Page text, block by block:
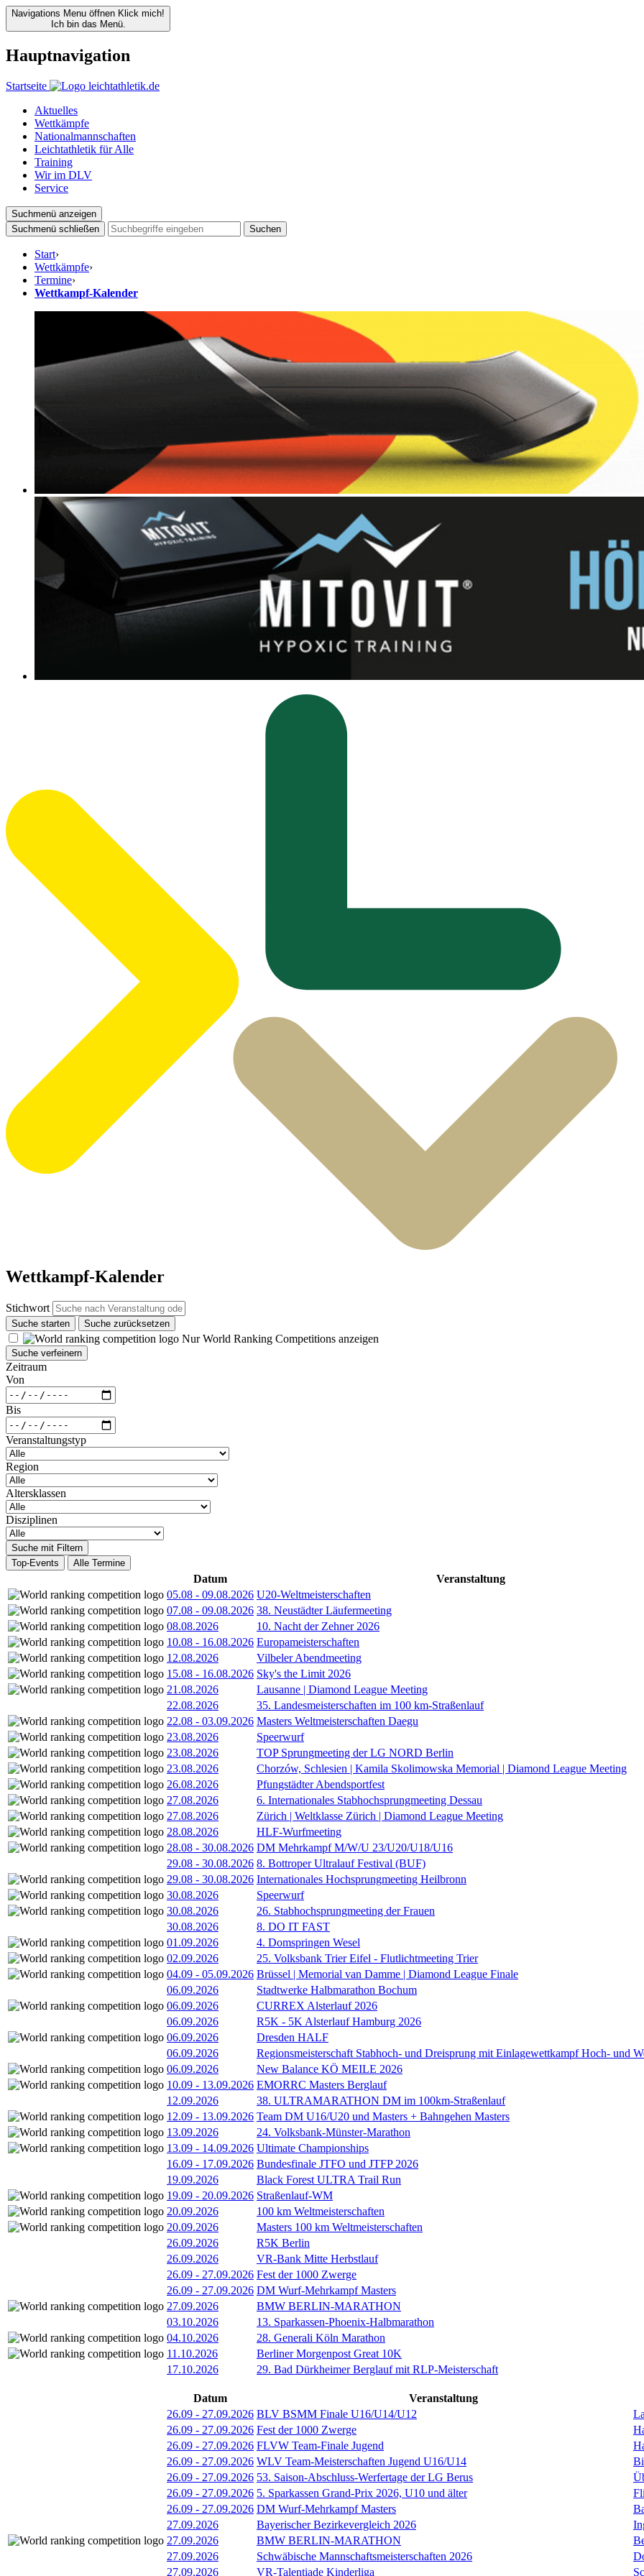
Navigations Menu öffnen Klick mich!
Ich bin das Menü.
Hauptnavigation
Startseite
Aktuelles
Wettkämpfe
Nationalmannschaften
Leichtathletik für Alle
Training
Wir im DLV
Service
Suchmenü anzeigen
Suchmenü schließen
Suchen
Start›
Wettkämpfe›
Termine›
Wettkampf-Kalender
Wettkampf-Kalender
Stichwort
Suche starten Suche zurücksetzen
Nur World Ranking Competitions anzeigen
Suche verfeinern
Zeitraum
Von
Bis
Veranstaltungstyp
Region
Altersklassen
Disziplinen
Suche mit Filtern
Top-Events
Alle Termine
Datum Veranstaltung
05.08 - 09.08.2026 U20-Weltmeisterschaften
07.08 - 09.08.2026 38. Neustädter Läufermeeting
08.08.2026
10. Nacht der Zehner 2026
10.08 - 16.08.2026 Europameisterschaften
12.08.2026
Vilbeler Abendmeeting
15.08 - 16.08.2026 Sky's the Limit 2026
21.08.2026
Lausanne | Diamond League Meeting
22.08.2026
35. Landesmeisterschaften im 100 km-Straßenlauf
22.08 - 03.09.2026 Masters Weltmeisterschaften Daegu
23.08.2026
Speerwurf
23.08.2026
TOP Sprungmeeting der LG NORD Berlin
23.08.2026
Chorzów, Schlesien | Kamila Skolimowska Memorial | Diamond League Meeting
26.08.2026
Pfungstädter Abendsportfest
27.08.2026
6. Internationales Stabhochsprungmeeting Dessau
27.08.2026
Zürich | Weltklasse Zürich | Diamond League Meeting
28.08.2026
HLF-Wurfmeeting
28.08 - 30.08.2026 DM Mehrkampf M/W/U 23/U20/U18/U16
29.08 - 30.08.2026 8. Bottroper Ultralauf Festival (BUF)
29.08 - 30.08.2026 Internationales Hochsprungmeeting Heilbronn
30.08.2026
Speerwurf
30.08.2026
26. Stabhochsprungmeeting der Frauen
30.08.2026
8. DO IT FAST
01.09.2026
4. Domspringen Wesel
02.09.2026
25. Volksbank Trier Eifel - Flutlichtmeeting Trier
04.09 - 05.09.2026 Brüssel | Memorial van Damme | Diamond League Finale
06.09.2026
Stadtwerke Halbmarathon Bochum
06.09.2026
CURREX Alsterlauf 2026
06.09.2026
R5K - 5K Alsterlauf Hamburg 2026
06.09.2026
Dresden HALF
06.09.2026
Regionsmeisterschaft Stabhoch- und Dreisprung mit Einlagewettkampf Hoch- und
06.09.2026
New Balance KÖ MEILE 2026
10.09 - 13.09.2026 EMORRC Masters Berglauf
12.09.2026
38. ULTRAMARATHON DM im 100km-Straßenlauf
12.09 - 13.09.2026 Team DM U16/U20 und Masters + Bahngehen Masters
13.09.2026
24. Volksbank-Münster-Marathon
13.09 - 14.09.2026 Ultimate Championships
16.09 - 17.09.2026 Bundesfinale JTFO und JTFP 2026
19.09.2026
Black Forest ULTRA Trail Run
19.09 - 20.09.2026 Straßenlauf-WM
20.09.2026
100 km Weltmeisterschaften
20.09.2026
Masters 100 km Weltmeisterschaften
26.09.2026
R5K Berlin
26.09.2026
VR-Bank Mitte Herbstlauf
26.09 - 27.09.2026 Fest der 1000 Zwerge
26.09 - 27.09.2026 DM Wurf-Mehrkampf Masters
27.09.2026
BMW BERLIN-MARATHON
03.10.2026
13. Sparkassen-Phoenix-Halbmarathon
04.10.2026
28. Generali Köln Marathon
11.10.2026
Berliner Morgenpost Great 10K
17.10.2026
29. Bad Dürkheimer Berglauf mit RLP-Meisterschaft
Datum Veranstaltung
26.09 - 27.09.2026 BLV BSMM Finale U16/U14/U12
26.09 - 27.09.2026 Fest der 1000 Zwerge
26.09 - 27.09.2026 FLVW Team-Finale Jugend
26.09 - 27.09.2026 WLV Team-Meisterschaften Jugend U16/U14
26.09 - 27.09.2026 53. Saison-Abschluss-Werfertage der LG Berus
26.09 - 27.09.2026 5. Sparkassen Grand-Prix 2026, U10 und älter
26.09 - 27.09.2026 DM Wurf-Mehrkampf Masters
27.09.2026
Bayerischer Bezirkevergleich 2026
27.09.2026
BMW BERLIN-MARATHON
27.09.2026
Schwäbische Mannschaftsmeisterschaften 2026
27.09.2026
VR-Talentiade Kinderliga